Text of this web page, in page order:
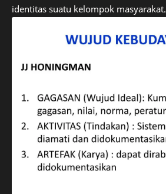
identitas suatu kelompok masyarakat.